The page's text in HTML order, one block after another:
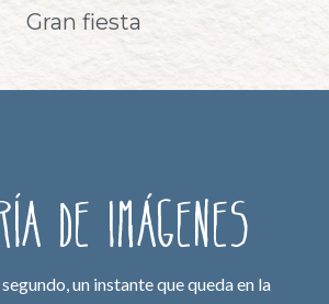
Gran fiesta
de imágenes
un instante que queda en la